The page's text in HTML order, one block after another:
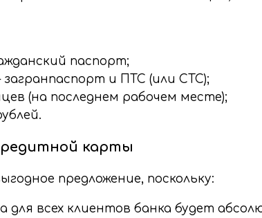
паспорт;
и ПТС (или СТС);
(на последнем рабочем месте);
карты
предложение, поскольку:
для всех клиентов банка будет